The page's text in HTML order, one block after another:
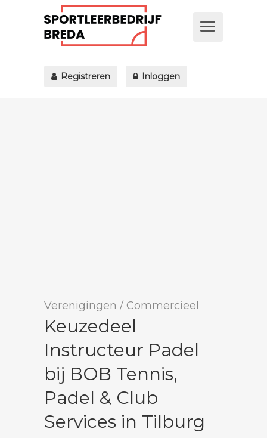
Registreren Inloggen
Verenigingen / Commercieel
Keuzedeel
Instructeur Padel
bij BOB Tennis,
Padel & Club
Services in Tilburg